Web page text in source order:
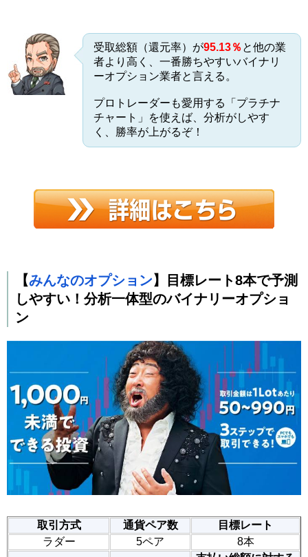
受取総額（還元率）が95.13％ と他の業
者より高く、一番勝ちやすいバイナリ
ーオプション業者と言える。
プロトレーダーも愛用する「プラチナ
チャート」を使えば、分析がしやす
く、勝率が上がるぞ！
【みんなのオプション】目標レート8本で予測
しやすい！分析一体型のバイナリーオプショ
ン
取引方式 通貨ペア数
目標レート
ラダー
5ペア
8本